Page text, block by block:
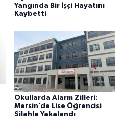
Yangında Bir İşçi Hayatını
Kaybetti
Okullarda Alarm Zilleri:
Mersin’de Lise Öğrencisi
Silahla Yakalandı